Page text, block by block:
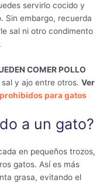
servirlo cocido y
Sin embargo, recuerda
sal ni otro condimento
COMER POLLO
sal y ajo entre otros.Ver
para gatos
a un gato?
en pequeños trozos,
gatos. Así es más
grasa, evitando el